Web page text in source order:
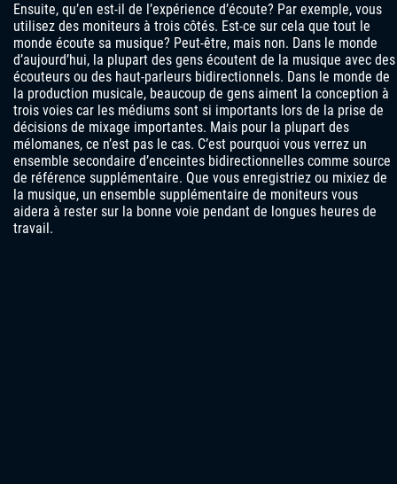
Ensuite, qu’en est-il de l’expérience d’écoute? Par exemple, vous
utilisez des moniteurs à trois côtés. Est-ce sur cela que tout le
monde écoute sa musique? Peut-être, mais non. Dans le monde
d’aujourd’hui, la plupart des gens écoutent de la musique avec des
écouteurs ou des haut-parleurs bidirectionnels. Dans le monde de
la production musicale, beaucoup de gens aiment la conception à
trois voies car les médiums sont si importants lors de la prise de
décisions de mixage importantes. Mais pour la plupart des
mélomanes, ce n’est pas le cas. C’est pourquoi vous verrez un
ensemble secondaire d’enceintes bidirectionnelles comme source
de référence supplémentaire. Que vous enregistriez ou mixiez de
la musique, un ensemble supplémentaire de moniteurs vous
aidera à rester sur la bonne voie pendant de longues heures de
travail.